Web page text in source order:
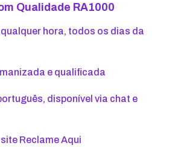
Qualidade RA1000
hora, todos os dias da
e qualificada
disponível via chat e
Reclame Aqui